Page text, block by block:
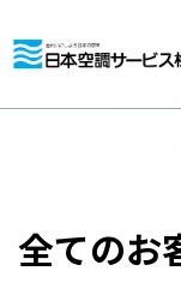
全てのお